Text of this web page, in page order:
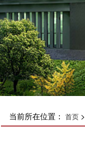
当前所在位置： 首页>